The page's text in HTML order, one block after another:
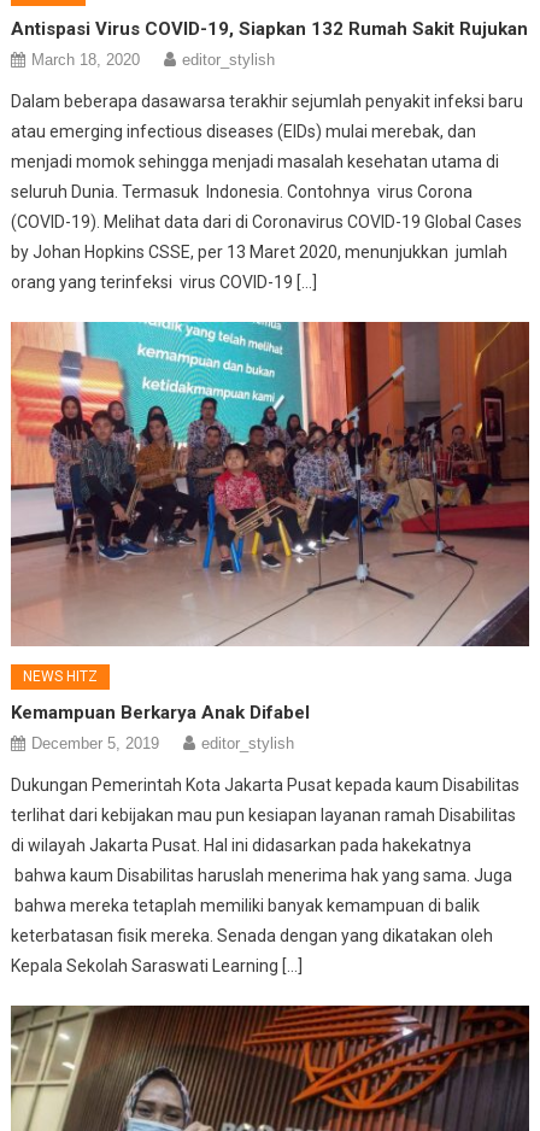
Antispasi Virus COVID-19, Siapkan 132 Rumah Sakit Rujukan
March 18, 2020 editor_stylish
Dalam beberapa dasawarsa terakhir sejumlah penyakit infeksi baru
atau emerging infectious diseases (EIDs) mulai merebak, dan
menjadi momok sehingga menjadi masalah kesehatan utama di
seluruh Dunia. Termasuk Indonesia. Contohnya virus Corona
(COVID-19). Melihat data dari di Coronavirus COVID-19 Global Cases
by Johan Hopkins CSSE, per 13 Maret 2020, menunjukkan jumlah
orang yang terinfeksi virus COVID-19 […]
NEWS HITZ
Kemampuan Berkarya Anak Difabel
December 5, 2019 editor_stylish
Dukungan Pemerintah Kota Jakarta Pusat kepada kaum Disabilitas
terlihat dari kebijakan mau pun kesiapan layanan ramah Disabilitas
di wilayah Jakarta Pusat. Hal ini didasarkan pada hakekatnya
bahwa kaum Disabilitas haruslah menerima hak yang sama. Juga
bahwa mereka tetaplah memiliki banyak kemampuan di balik
keterbatasan fisik mereka. Senada dengan yang dikatakan oleh
Kepala Sekolah Saraswati Learning […]